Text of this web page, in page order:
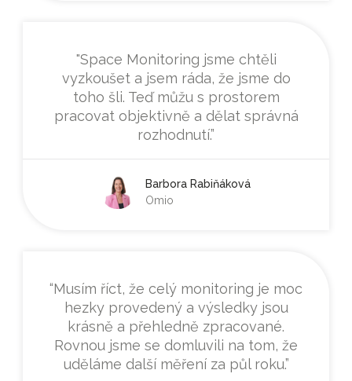
"Space Monitoring jsme chtěli
vyzkoušet a jsem ráda, že jsme do
toho šli. Teď můžu s prostorem
pracovat objektivně a dělat správná
rozhodnutí.”
Barbora Rabiňáková
Omio
“Musím říct, že celý monitoring je moc
hezky provedený a výsledky jsou
krásně a přehledně zpracované.
Rovnou jsme se domluvili na tom, že
uděláme další měření za půl roku.”